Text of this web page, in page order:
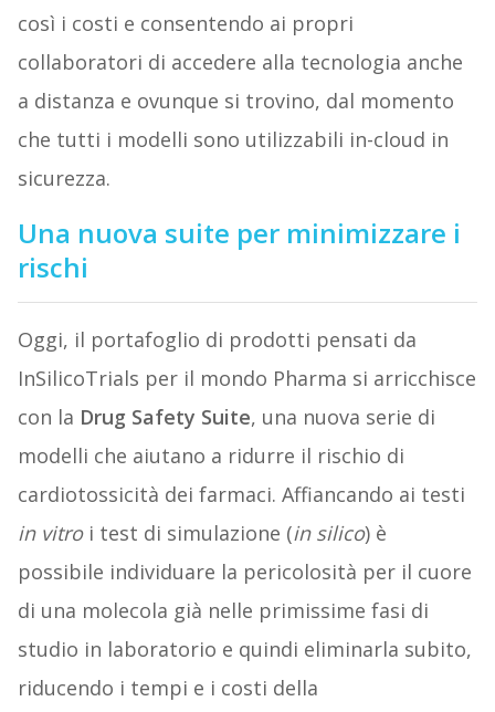
così i costi e consentendo ai propri
collaboratori di accedere alla tecnologia anche
a distanza e ovunque si trovino, dal momento
che tutti i modelli sono utilizzabili in-cloud in
sicurezza.
Una nuova suite per minimizzare i
rischi
Oggi, il portafoglio di prodotti pensati da
InSilicoTrials per il mondo Pharma si arricchisce
con la Drug Safety Suite, una nuova serie di
modelli che aiutano a ridurre il rischio di
cardiotossicità dei farmaci. Affiancando ai testi
in vitro i test di simulazione (in silico) è
possibile individuare la pericolosità per il cuore
di una molecola già nelle primissime fasi di
studio in laboratorio e quindi eliminarla subito,
riducendo i tempi e i costi della